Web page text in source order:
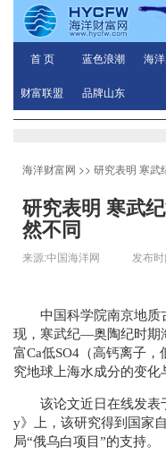
首 页 蓝色浪潮 海
财富联盟 品牌山东
海洋财富网 >> 研究表明 寒武
研究表明 寒武
然不同
来源:中国海洋网 发布时
中国科学院南京地质
现，寒武纪—奥陶纪时期
富Ca低SO4（高钙离子
究地球上海水成分的变化
该论文近日在线发表
y》上，该研究得到国家
局“俄乌白项目”的支持。